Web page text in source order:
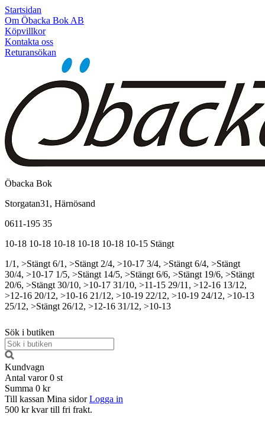
Startsidan
Om Öbacka Bok AB
Köpvillkor
Kontakta oss
Returansökan
Öbacka Bok
Storgatan31, Härnösand
0611-195 35
10-18 10-18 10-18 10-18 10-18 10-15 Stängt
1/1, >Stängt 6/1, >Stängt 2/4, >10-17 3/4, >Stängt 6/4, >Stängt
30/4, >10-17 1/5, >Stängt 14/5, >Stängt 6/6, >Stängt 19/6, >Stängt
20/6, >Stängt 30/10, >10-17 31/10, >11-15 29/11, >12-16 13/12,
>12-16 20/12, >10-16 21/12, >10-19 22/12, >10-19 24/12, >10-13
25/12, >Stängt 26/12, >12-16 31/12, >10-13
Sök i butiken
Kundvagn
Antal varor 0 st
Summa 0 kr
Till kassan Mina sidor Logga in
500 kr kvar till fri frakt.